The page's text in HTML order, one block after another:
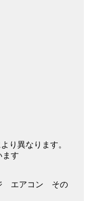
り異なります。
ます
エアコン その